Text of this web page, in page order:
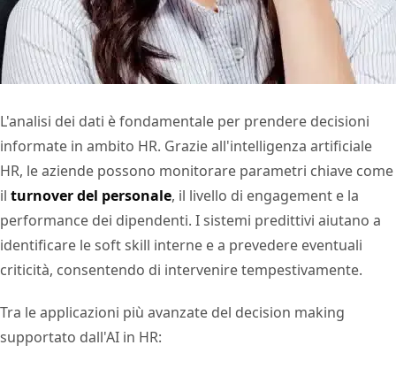
L'analisi dei dati è fondamentale per prendere decisioni
informate in ambito HR. Grazie all'intelligenza artificiale
HR, le aziende possono monitorare parametri chiave come
il turnover del personale, il livello di engagement e la
performance dei dipendenti. I sistemi predittivi aiutano a
identificare le soft skill interne e a prevedere eventuali
criticità, consentendo di intervenire tempestivamente.
Tra le applicazioni più avanzate del decision making
supportato dall'AI in HR: